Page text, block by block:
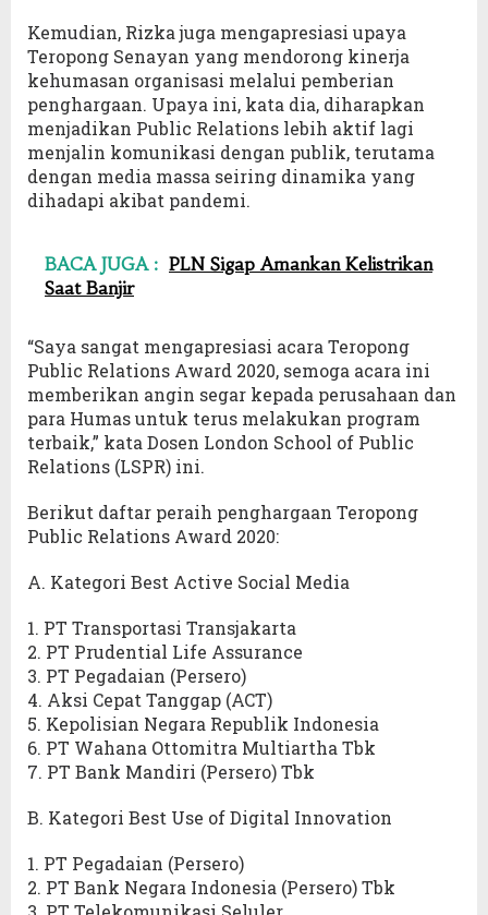
Kemudian, Rizka juga mengapresiasi upaya
Teropong Senayan yang mendorong kinerja
kehumasan organisasi melalui pemberian
penghargaan. Upaya ini, kata dia, diharapkan
menjadikan Public Relations lebih aktif lagi
menjalin komunikasi dengan publik, terutama
dengan media massa seiring dinamika yang
dihadapi akibat pandemi.
BACA JUGA : PLN Sigap Amankan Kelistrikan
Saat Banjir
“Saya sangat mengapresiasi acara Teropong
Public Relations Award 2020, semoga acara ini
memberikan angin segar kepada perusahaan dan
para Humas untuk terus melakukan program
terbaik,” kata Dosen London School of Public
Relations (LSPR) ini.
Berikut daftar peraih penghargaan Teropong
Public Relations Award 2020:
A. Kategori Best Active Social Media
1. PT Transportasi Transjakarta
2. PT Prudential Life Assurance
3. PT Pegadaian (Persero)
4. Aksi Cepat Tanggap (ACT)
5. Kepolisian Negara Republik Indonesia
6. PT Wahana Ottomitra Multiartha Tbk
7. PT Bank Mandiri (Persero) Tbk
B. Kategori Best Use of Digital Innovation
1. PT Pegadaian (Persero)
2. PT Bank Negara Indonesia (Persero) Tbk